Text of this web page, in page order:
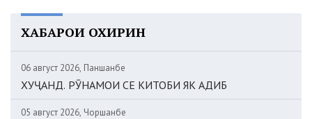
ХАБАРҲОИ ОХИРИН
06 август 2026, Панҷшанбе
ХУҶАНД. РӮНАМОИ СЕ КИТОБИ ЯК АДИБ
05 август 2026, Чоршанбе